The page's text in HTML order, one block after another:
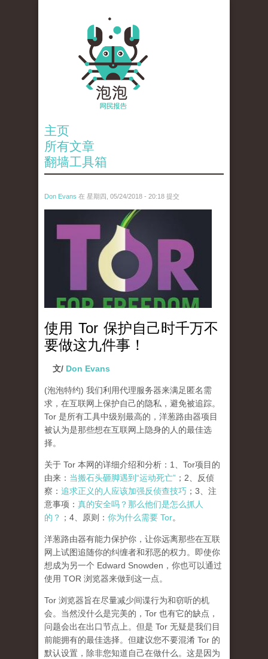
主页
所有文章
翻墙工具箱
Don Evans 在 星期四, 05/24/2018 - 20:18 提交
wechatimg1098.jpeg
使用 Tor 保护自己时千万不
要做这九件事！
文/ Don Evans
(泡泡特约) 我们利用代理服务器来满足匿名需
求，在互联网上保护自己的隐私，避免被追踪。
Tor 是所有工具中级别最高的，洋葱路由器项目
被认为是那些想在互联网上隐身的人的最佳选
择。
关于 Tor 本网的详细介绍和分析：1、Tor项目的
由来： 当搬石头砸脚遇到“运动死亡” ；2、反侦
察： 追求正义的人应该加强反侦查技巧 ；3、注
意事项： 真的安全吗？那么他们是怎么抓人
的？ ；4、原则： 你为什么需要 Tor。
洋葱路由器有能力保护你，让你远离那些在互联
网上试图追随你的纠缠者和邪恶的权力。即使你
想成为另一个 Edward Snowden，你也可以通过
使用 TOR 浏览器来做到这一点。
Tor 浏览器旨在尽量减少间谍行为和窃听的机
会。当然没什么是完美的，Tor 也有它的缺点，
问题会出在出口节点上。但是 Tor 无疑是我们目
前能拥有的最佳选择。但建议您不要混淆 Tor 的
默认设置，除非您知道自己在做什么。这是因为